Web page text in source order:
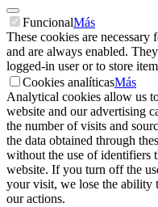
FuncionalMás
These cookies are
and are always enabled.
logged-in user or to store
Cookies analíticasMás
Analytical cookies allow us
website and our advertising
the number of visits and
the data obtained through
without the use of identifiers
website. If you turn off the
your visit, we lose the ability
our actions.